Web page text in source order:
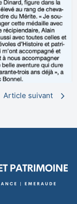
Article suivant